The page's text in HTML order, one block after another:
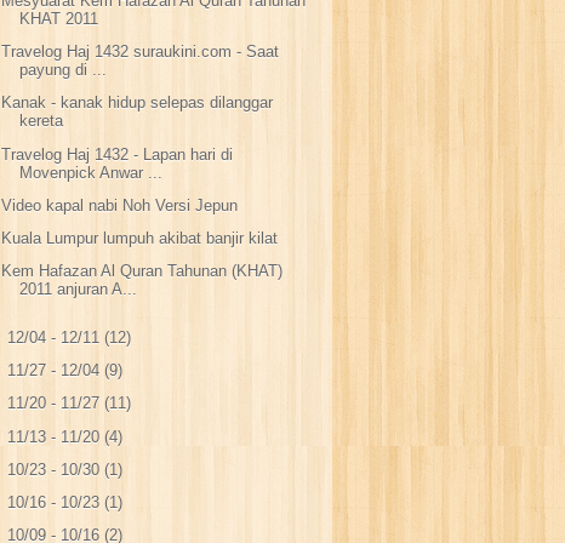
KHAT 2011
Travelog Haj 1432 suraukini.com - Saat
payung di ...
Kanak - kanak hidup selepas dilanggar
kereta
Travelog Haj 1432 - Lapan hari di
Movenpick Anwar ...
Video kapal nabi Noh Versi Jepun
Kuala Lumpur lumpuh akibat banjir kilat
Kem Hafazan Al Quran Tahunan (KHAT)
2011 anjuran A...
12/04 - 12/11 (12)
11/27 - 12/04 (9)
11/20 - 11/27 (11)
11/13 - 11/20 (4)
10/23 - 10/30 (1)
10/16 - 10/23 (1)
10/09 - 10/16 (2)